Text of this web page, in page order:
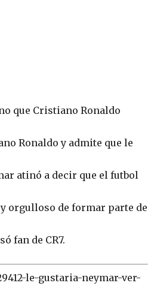
que Cristiano Ronaldo
Ronaldo y admite que le
atinó a decir que el futbol
orgulloso de formar parte de
fan de CR7.
le-gustaria-neymar-ver-